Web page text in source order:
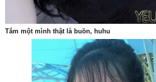
Tắm một mình thật là buồn, huhu